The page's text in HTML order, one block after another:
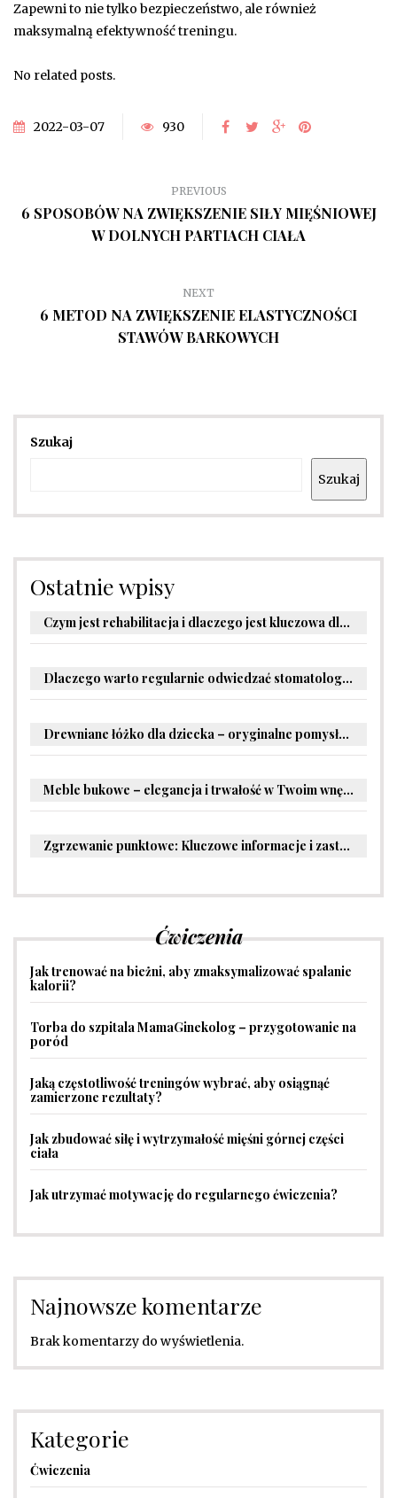
Zapewni to nie tylko bezpieczeństwo, ale również
maksymalną efektywność treningu.
No related posts.
2022-03-07 930
PREVIOUS
6 SPOSOBÓW NA ZWIĘKSZENIE SIŁY MIĘŚNIOWEJ
W DOLNYCH PARTIACH CIAŁA
NEXT
6 METOD NA ZWIĘKSZENIE ELASTYCZNOŚCI
STAWÓW BARKOWYCH
Szukaj
Szukaj
Ostatnie wpisy
Czym jest rehabilitacja i dlaczego jest kluczowa dla powrotu do zdrowia?
Dlaczego warto regularnie odwiedzać stomatologa?
Drewniane łóżko dla dziecka – oryginalne pomysły na aranżację pokoju malucha
Meble bukowe – elegancja i trwałość w Twoim wnętrzu
Zgrzewanie punktowe: Kluczowe informacje i zastosowania w przemyśle
Ćwiczenia
Jak trenować na bieżni, aby zmaksymalizować spalanie
kalorii?
Torba do szpitala MamaGinekolog – przygotowanie na
poród
Jaką częstotliwość treningów wybrać, aby osiągnąć
zamierzone rezultaty?
Jak zbudować siłę i wytrzymałość mięśni górnej części
ciała
Jak utrzymać motywację do regularnego ćwiczenia?
Najnowsze komentarze
Brak komentarzy do wyświetlenia.
Kategorie
Ćwiczenia